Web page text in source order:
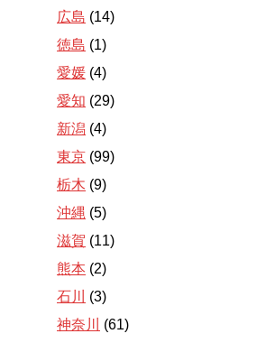
広島 (14)
徳島 (1)
愛媛 (4)
愛知 (29)
新潟 (4)
東京 (99)
栃木 (9)
沖縄 (5)
滋賀 (11)
熊本 (2)
石川
(3)
神奈川
(61)